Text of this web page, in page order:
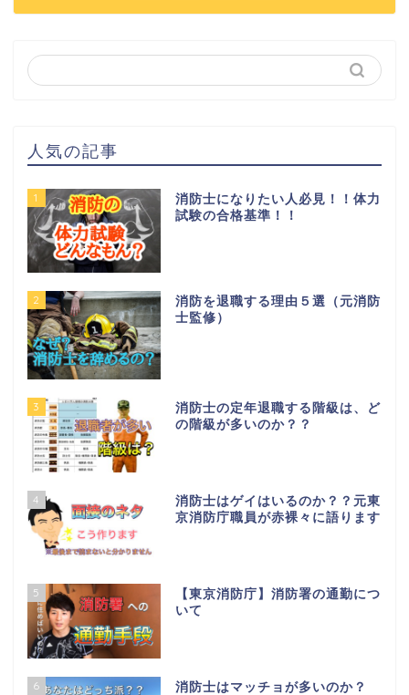
人気の記事
1
消防士になりたい人必見！！体力
試験の合格基準！！
2
消防を退職する理由５選（元消防
士監修）
3
消防士の定年退職する階級は、ど
の階級が多いのか？？
4
消防士はゲイはいるのか？？元東
京消防庁職員が赤裸々に語ります
5
【東京消防庁】消防署の通勤につ
いて
6
消防士はマッチョが多いのか？